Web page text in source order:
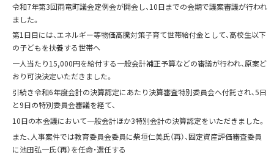
令和7年第3回雨竜町議会定例会が開会し、10日までの会期で議案審議が行われ
ました。
第1日目には、エネルギー等物価高騰対策子育て世帯給付金として、高校生以下
の子どもを扶養する世帯へ
一人当たり15,000円を給付する一般会計補正予算などの審議が行われ、原案ど
おり可決決定いただきました。
引続き令和6年度会計の決算認定にあたり決算審査特別委員会へ付託され、5日
と9日の特別委員会審議を経て、
10日の本会議において一般会計ほか3特別会計の決算認定をいただきました。
また、人事案件では教育委員会委員に柴垣仁美氏（再）、固定資産評価審査委員
に池田弘一氏（再）を任命・選任する